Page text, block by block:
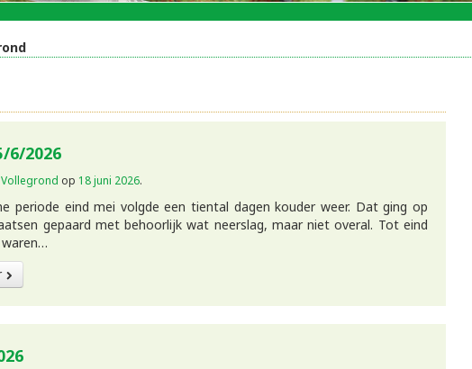
6/2026
Vollegrond op 18 juni 2026.
periode eind mei volgde een tiental dagen kouder weer. Dat ging op
gepaard met behoorlijk wat neerslag, maar niet overal. Tot eind